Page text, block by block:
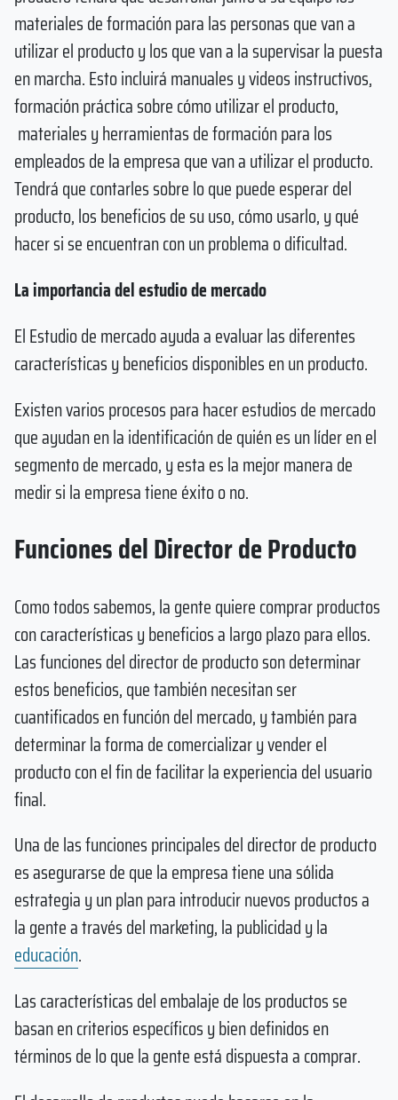
materiales de formación para las personas que van a
utilizar el producto y los que van a la supervisar la puesta
en marcha. Esto incluirá manuales y videos instructivos,
formación práctica sobre cómo utilizar el producto,
materiales y herramientas de formación para los
empleados de la empresa que van a utilizar el producto.
Tendrá que contarles sobre lo que puede esperar del
producto, los beneficios de su uso, cómo usarlo, y qué
hacer si se encuentran con un problema o dificultad.
La importancia del estudio de mercado
El Estudio de mercado ayuda a evaluar las diferentes
características y beneficios disponibles en un producto.
Existen varios procesos para hacer estudios de mercado
que ayudan en la identificación de quién es un líder en el
segmento de mercado, y esta es la mejor manera de
medir si la empresa tiene éxito o no.
Funciones del Director de Producto
Como todos sabemos, la gente quiere comprar productos
con características y beneficios a largo plazo para ellos.
Las funciones del director de producto son determinar
estos beneficios, que también necesitan ser
cuantificados en función del mercado, y también para
determinar la forma de comercializar y vender el
producto con el fin de facilitar la experiencia del usuario
final.
Una de las funciones principales del director de producto
es asegurarse de que la empresa tiene una sólida
estrategia y un plan para introducir nuevos productos a
la gente a través del marketing, la publicidad y la
educación.
Las características del embalaje de los productos se
basan en criterios específicos y bien definidos en
términos de lo que la gente está dispuesta a comprar.